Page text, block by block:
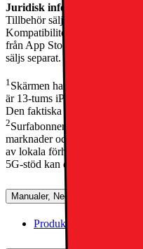
Juridisk information
Tillbehör säljs separat och
Kompatibiliteten varierar
från App Store. Utbudet kan
säljs separat.
1 Skärmen har rundade hörn.
är 13-tums iPad Air 12,9 tum
Den faktiska skärmytan är
2Surfabonnemang krävs. 5G
marknader och via utvalda
av lokala förhållanden och ditt
5G-stöd kan du få av
Manualer, Nedladdningar,